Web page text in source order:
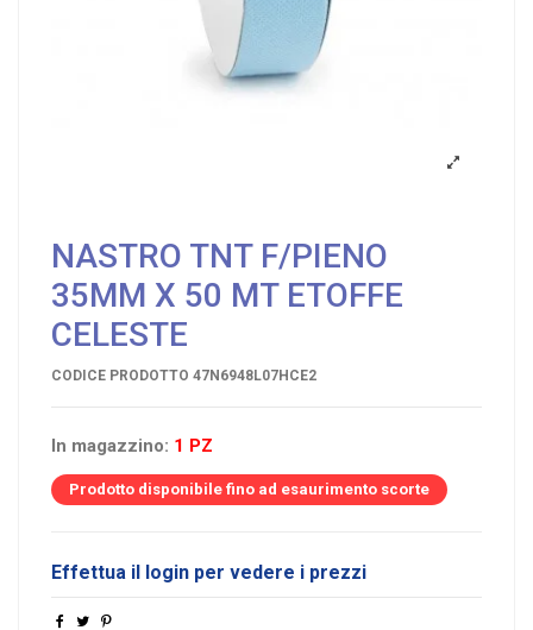
NASTRO TNT F/PIENO
35MM X 50 MT ETOFFE
CELESTE
CODICE PRODOTTO 47N6948L07HCE2
In magazzino: 1 PZ
Prodotto disponibile fino ad esaurimento scorte
Effettua il login per vedere i prezzi